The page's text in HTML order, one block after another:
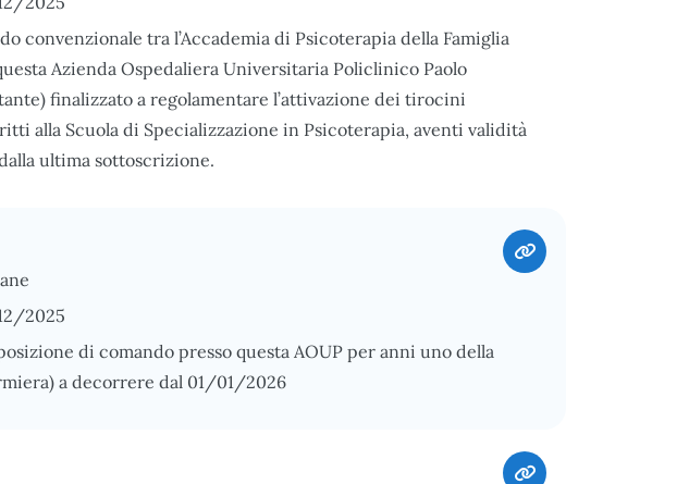
convenzionale tra l’Accademia di Psicoterapia della Famiglia
Azienda Ospedaliera Universitaria Policlinico Paolo
finalizzato a regolamentare l’attivazione dei tirocini
alla Scuola di Specializzazione in Psicoterapia, aventi validità
ultima sottoscrizione.
2025
di comando presso questa AOUP per anni uno della
a decorrere dal 01/01/2026